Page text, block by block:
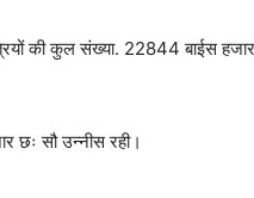
की कुल संख्या. 22844 बाईस
छः सौ उन्नीस रही।